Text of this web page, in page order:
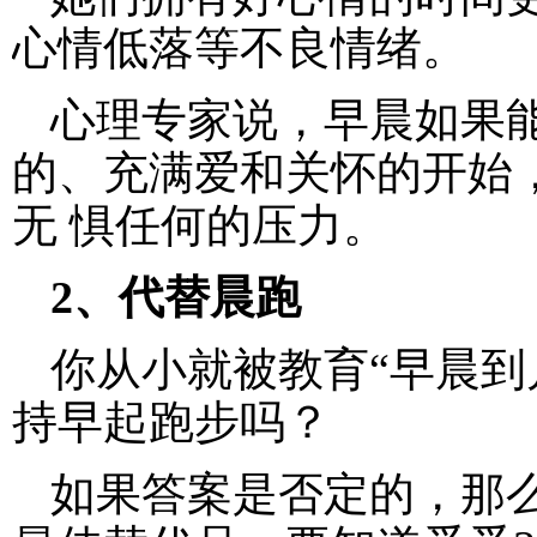
心情低落等不良情绪。
心理专家说，早晨如果
的、充满爱和关怀的开始
无 惧任何的压力。
2、代替晨跑
你从小就被教育“早晨
持早起跑步吗？
如果答案是否定的，那